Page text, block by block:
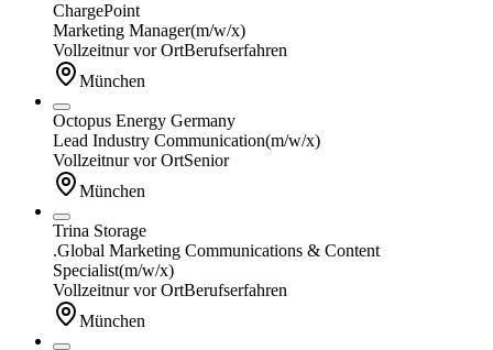
ChargePoint
Marketing Manager(m/w/x)
Vollzeitnur vor OrtBerufserfahren
München
Octopus Energy Germany
Lead Industry Communication(m/w/x)
Vollzeitnur vor OrtSenior
München
Trina Storage
.Global Marketing Communications & Content
Specialist(m/w/x)
Vollzeitnur vor OrtBerufserfahren
München